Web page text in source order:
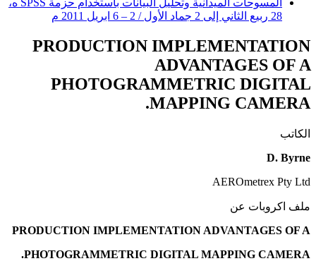
28 ربيع الثاني إلى 2 جماد الأول / 2 – 6 ابريل 2011 م
PRODUCTION IMPLEMENTATION
ADVANTAGES OF A
PHOTOGRAMMETRIC DIGITAL
MAPPING CAMERA.
الكاتب
D. Byrne
AEROmetrex Pty Ltd
ملف اكروبات عن
PRODUCTION IMPLEMENTATION ADVANTAGES OF A
PHOTOGRAMMETRIC DIGITAL MAPPING CAMERA.